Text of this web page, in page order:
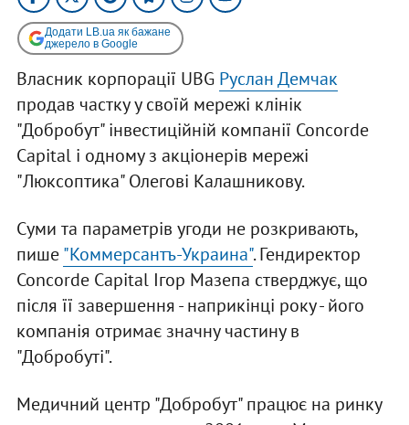
Додати LB.ua як бажане
джерело в Google
Власник корпорації UBG Руслан Демчак
продав частку у своїй мережі клінік
"Добробут" інвестиційній компанії Concorde
Capital і одному з акціонерів мережі
"Люксоптика" Олегові Калашникову.
Суми та параметрів угоди не розкривають,
пише"Коммерсантъ-Украина". Гендиректор
Concorde Capital Ігор Мазепа стверджує, що
після її завершення - наприкінці року - його
компанія отримає значну частину в
"Добробуті".
Медичний центр "Добробут" працює на ринку